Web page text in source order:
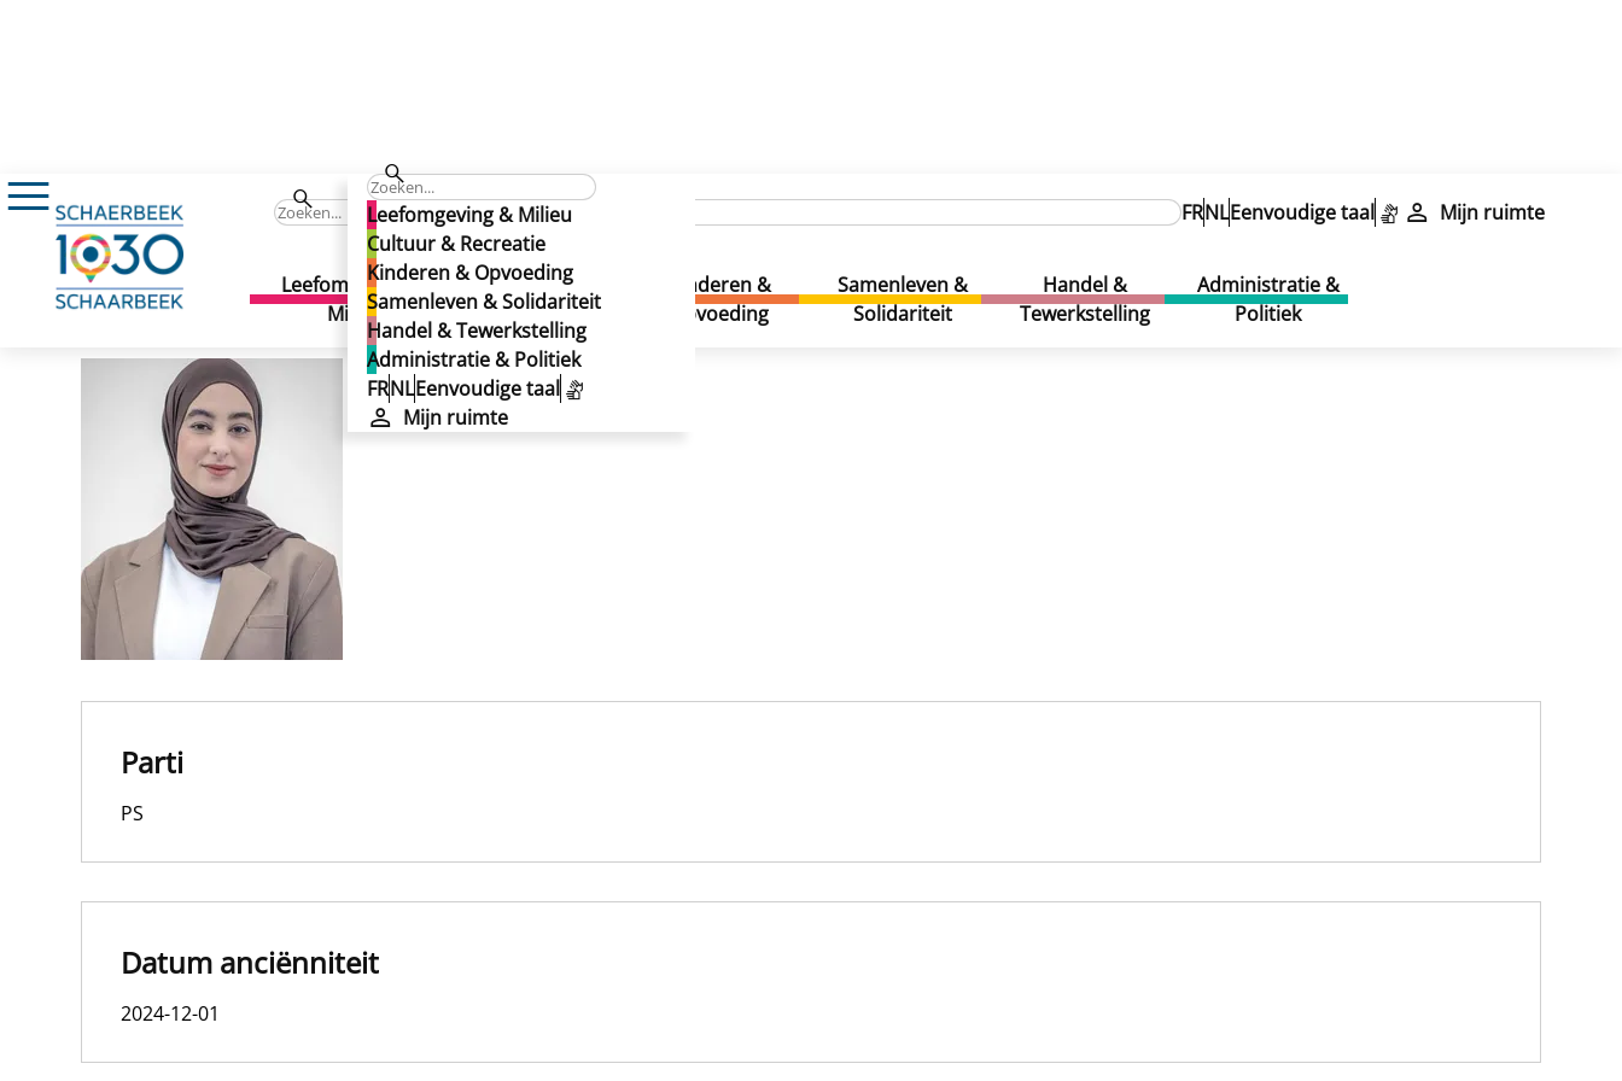
Leefomgeving & Milieu
Cultuur & Recreatie
Kinderen & Opvoeding
Samenleven & Solidariteit
Handel & Tewerkstelling
Administratie & Politiek
FRNLEenvoudige taal
Mijn ruimte
FRNLEenvoudige taal Mijn ruimte
Leefomgeving &
Milieu
Cultuur &
Recreatie
Kinderen &
Opvoeding
Samenleven &
Solidariteit
Handel &
Tewerkstelling
Administratie &
Politiek
Yousra DOUHRI
Yousra DOUHRI
Gepubliceerd op 03/06/2025
Parti
PS
Datum anciënniteit
2024-12-01